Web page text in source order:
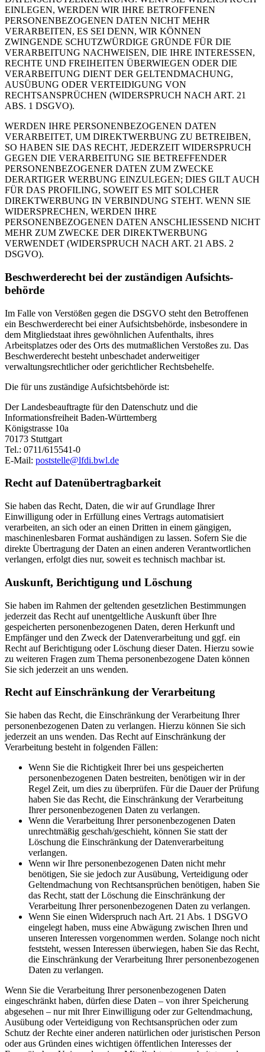
EINLEGEN, WERDEN WIR IHRE BETROFFENEN
PERSONENBEZOGENEN DATEN NICHT MEHR
VERARBEITEN, ES SEI DENN, WIR KÖNNEN
ZWINGENDE SCHUTZWÜRDIGE GRÜNDE FÜR DIE
VERARBEITUNG NACHWEISEN, DIE IHRE INTERESSEN,
RECHTE UND FREIHEITEN ÜBERWIEGEN ODER DIE
VERARBEITUNG DIENT DER GELTENDMACHUNG,
AUSÜBUNG ODER VERTEIDIGUNG VON
RECHTSANSPRÜCHEN (WIDERSPRUCH NACH ART. 21
ABS. 1 DSGVO).
WERDEN IHRE PERSONENBEZOGENEN DATEN
VERARBEITET, UM DIREKTWERBUNG ZU BETREIBEN,
SO HABEN SIE DAS RECHT, JEDERZEIT WIDERSPRUCH
GEGEN DIE VERARBEITUNG SIE BETREFFENDER
PERSONENBEZOGENER DATEN ZUM ZWECKE
DERARTIGER WERBUNG EINZULEGEN; DIES GILT AUCH
FÜR DAS PROFILING, SOWEIT ES MIT SOLCHER
DIREKTWERBUNG IN VERBINDUNG STEHT. WENN SIE
WIDERSPRECHEN, WERDEN IHRE
PERSONENBEZOGENEN DATEN ANSCHLIESSEND NICHT
MEHR ZUM ZWECKE DER DIREKTWERBUNG
VERWENDET (WIDERSPRUCH NACH ART. 21 ABS. 2
DSGVO).
Beschwerde­recht bei der zuständigen Aufsichts­
behörde
Im Falle von Verstößen gegen die DSGVO steht den Betroffenen
ein Beschwerderecht bei einer Aufsichtsbehörde, insbesondere in
dem Mitgliedstaat ihres gewöhnlichen Aufenthalts, ihres
Arbeitsplatzes oder des Orts des mutmaßlichen Verstoßes zu. Das
Beschwerderecht besteht unbeschadet anderweitiger
verwaltungsrechtlicher oder gerichtlicher Rechtsbehelfe.
Die für uns zuständige Aufsichtsbehörde ist:
Der Landesbeauftragte für den Datenschutz und die
Informationsfreiheit Baden-Württemberg
Königstrasse 10a
70173 Stuttgart
Tel.: 0711/615541-0
E-Mail: poststelle@lfdi.bwl.de
Recht auf Daten­übertrag­barkeit
Sie haben das Recht, Daten, die wir auf Grundlage Ihrer
Einwilligung oder in Erfüllung eines Vertrags automatisiert
verarbeiten, an sich oder an einen Dritten in einem gängigen,
maschinenlesbaren Format aushändigen zu lassen. Sofern Sie die
direkte Übertragung der Daten an einen anderen Verantwortlichen
verlangen, erfolgt dies nur, soweit es technisch machbar ist.
Auskunft, Berichtigung und Löschung
Sie haben im Rahmen der geltenden gesetzlichen Bestimmungen
jederzeit das Recht auf unentgeltliche Auskunft über Ihre
gespeicherten personenbezogenen Daten, deren Herkunft und
Empfänger und den Zweck der Datenverarbeitung und ggf. ein
Recht auf Berichtigung oder Löschung dieser Daten. Hierzu sowie
zu weiteren Fragen zum Thema personenbezogene Daten können
Sie sich jederzeit an uns wenden.
Recht auf Einschränkung der Verarbeitung
Sie haben das Recht, die Einschränkung der Verarbeitung Ihrer
personenbezogenen Daten zu verlangen. Hierzu können Sie sich
jederzeit an uns wenden. Das Recht auf Einschränkung der
Verarbeitung besteht in folgenden Fällen:
Wenn Sie die Richtigkeit Ihrer bei uns gespeicherten
personenbezogenen Daten bestreiten, benötigen wir in der
Regel Zeit, um dies zu überprüfen. Für die Dauer der Prüfung
haben Sie das Recht, die Einschränkung der Verarbeitung
Ihrer personenbezogenen Daten zu verlangen.
Wenn die Verarbeitung Ihrer personenbezogenen Daten
unrechtmäßig geschah/geschieht, können Sie statt der
Löschung die Einschränkung der Datenverarbeitung
verlangen.
Wenn wir Ihre personenbezogenen Daten nicht mehr
benötigen, Sie sie jedoch zur Ausübung, Verteidigung oder
Geltendmachung von Rechtsansprüchen benötigen, haben Sie
das Recht, statt der Löschung die Einschränkung der
Verarbeitung Ihrer personenbezogenen Daten zu verlangen.
Wenn Sie einen Widerspruch nach Art. 21 Abs. 1 DSGVO
eingelegt haben, muss eine Abwägung zwischen Ihren und
unseren Interessen vorgenommen werden. Solange noch nicht
feststeht, wessen Interessen überwiegen, haben Sie das Recht,
die Einschränkung der Verarbeitung Ihrer personenbezogenen
Daten zu verlangen.
Wenn Sie die Verarbeitung Ihrer personenbezogenen Daten
eingeschränkt haben, dürfen diese Daten – von ihrer Speicherung
abgesehen – nur mit Ihrer Einwilligung oder zur Geltendmachung,
Ausübung oder Verteidigung von Rechtsansprüchen oder zum
Schutz der Rechte einer anderen natürlichen oder juristischen Person
oder aus Gründen eines wichtigen öffentlichen Interesses der